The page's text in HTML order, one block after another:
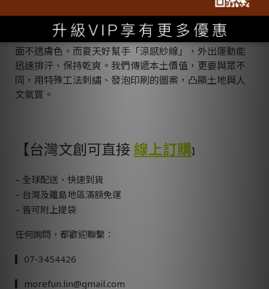
肌膚清爽心情好，就能展現內在美；套上翻轉台灣T-
SHIRT，表現台灣外在美。我們採用「全精梳棉」
順觸感，不會起毛球，排汗效果好，所以清爽，緊實布
面不透膚色。而夏天好幫手「涼感紗線」，外出運動能
迅速排汗、保持乾爽。我們傳遞本土價值，更要與眾不
同，用特殊工法刺繡、發泡印刷的圖案，凸顯土地與人
文氣質。
【台灣文創可直接 線上訂購】
– 全球配送、快速到貨
– 台灣及離島地區滿額免運
– 皆可附上提袋
任何詢問，都歡迎聯繫：
▎07-3454426
▎morefun.lin@gmail.com